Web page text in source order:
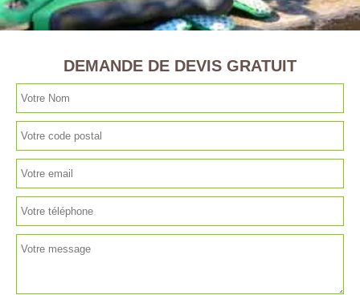
DEMANDE DE DEVIS GRATUIT